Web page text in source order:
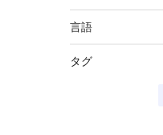
言語
タグ